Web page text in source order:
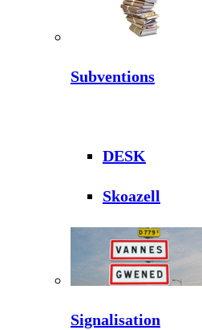
Subventions
DESK
Skoazell
Signalisation